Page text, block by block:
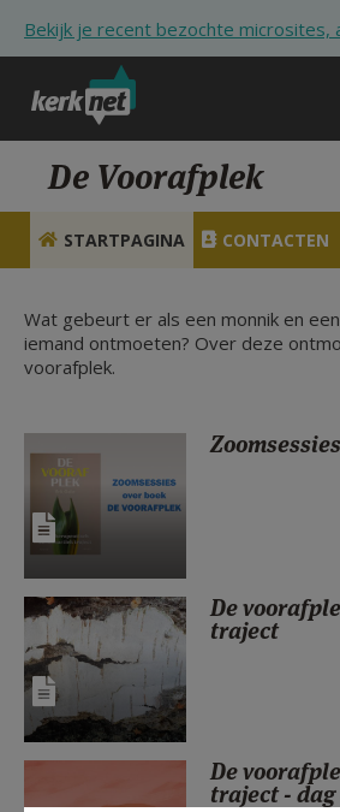
Bekijk je recent bezochte microsites,
STARTPAGINA
VIERINGEN
SHOP
ZOEKEN
STARTPAGINA
MIJN PAROCHIE
AANMELDEN OF
De Voorafplek
STARTPAGINA CONTACTEN
Wat gebeurt er als een monnik en
iemand ontmoeten? Over deze
voorafplek.
De
traject
De
traject - dag